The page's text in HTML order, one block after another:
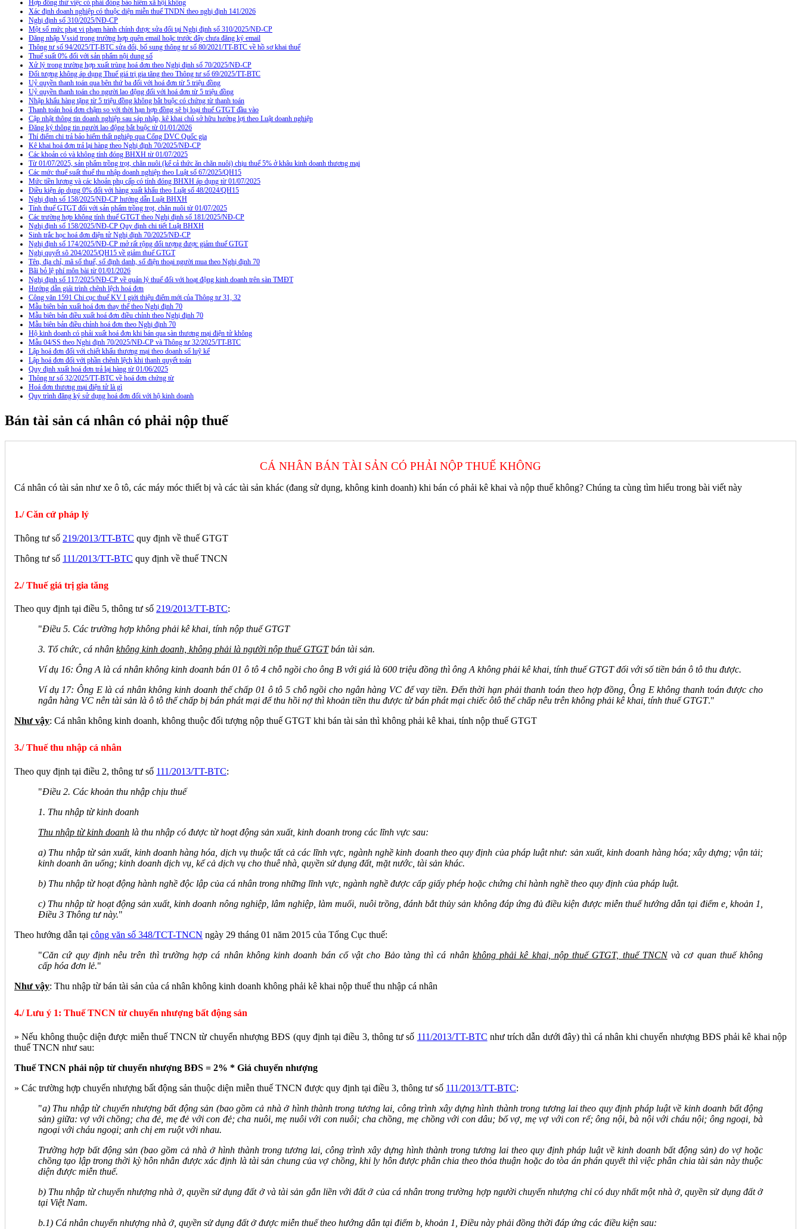
Hợp đồng thử việc có phải đóng bảo hiểm xã hội không
Xác định doanh nghiệp có thuộc diện miễn thuế TNDN theo nghị định 141/2026
Nghị định số 310/2025/NĐ-CP
Một số mức phạt vi phạm hành chính được sửa đổi tại Nghị định số 310/2025/NĐ-CP
Đăng nhập Vssid trong trường hợp quên email hoặc trước đây chưa đăng ký email
Thông tư số 94/2025/TT-BTC sửa đổi, bổ sung thông tư số 80/2021/TT-BTC về hồ sơ khai thuế
Thuế suất 0% đối với sản phẩm nội dung số
Xử lý trong trường hợp xuất trùng hoá đơn theo Nghị định số 70/2025/NĐ-CP
Đối tượng không áp dụng Thuế giá trị gia tăng theo Thông tư số 69/2025/TT-BTC
Uỷ quyền thanh toán qua bên thứ ba đối với hoá đơn từ 5 triệu đồng
Uỷ quyền thanh toán cho người lao động đối với hoá đơn từ 5 triệu đồng
Nhập khẩu hàng tặng từ 5 triệu đồng không bắt buộc có chứng từ thanh toán
Thanh toán hoá đơn chậm so với thời hạn hợp đồng sẽ bị loại thuế GTGT đầu vào
Cập nhật thông tin doanh nghiệp sau sáp nhập, kê khai chủ sở hữu hưởng lợi theo Luật doanh nghiệp
Đăng ký thông tin người lao động bắt buộc từ 01/01/2026
Thí điểm chi trả bảo hiểm thất nghiệp qua Cổng DVC Quốc gia
Kê khai hoá đơn trả lại hàng theo Nghị định 70/2025/NĐ-CP
Các khoản có và không tính đóng BHXH từ 01/07/2025
Từ 01/07/2025, sản phẩm trồng trọt, chăn nuôi (kể cả thức ăn chăn nuôi) chịu thuế 5% ở khâu kinh doanh thương mại
Các mức thuế suất thuế thu nhập doanh nghiệp theo Luật số 67/2025/QH15
Mức tiền lương và các khoản phụ cấp có tính đóng BHXH áp dụng từ 01/07/2025
Điều kiện áp dụng 0% đối với hàng xuất khẩu theo Luật số 48/2024/QH15
Nghị định số 158/2025/NĐ-CP hướng dẫn Luật BHXH
Tính thuế GTGT đối với sản phẩm trồng trọt, chăn nuôi từ 01/07/2025
Các trường hợp không tính thuế GTGT theo Nghị định số 181/2025/NĐ-CP
Nghị định số 158/2025/NĐ-CP Quy định chi tiết Luật BHXH
Sinh trắc học hoá đơn điện tử Nghị định 70/2025/NĐ-CP
Nghị định số 174/2025/NĐ-CP mở rất rộng đối tượng được giảm thuế GTGT
Nghị quyết sô 204/2025/QH15 về giảm thuế GTGT
Tên, địa chỉ, mã số thuế, số định danh, số điện thoại người mua theo Nghị định 70
Bãi bỏ lệ phí môn bài từ 01/01/2026
Nghị định số 117/2025/NĐ-CP về quản lý thuế đối với hoạt động kinh doanh trên sàn TMĐT
Hướng dẫn giải trình chênh lệch hoá đơn
Công văn 1591 Chi cục thuế KV I giới thiệu điểm mới của Thông tư 31, 32
Mẫu biên bản xuất hoá đơn thay thế theo Nghị định 70
Mẫu biên bản điều xuất hoá đơn điều chỉnh theo Nghị định 70
Mẫu biên bản điều chỉnh hoá đơn theo Nghị định 70
Hộ kinh doanh có phải xuất hoá đơn khi bán qua sàn thương mại điện tử không
Mẫu 04/SS theo Nghi định 70/2025/NĐ-CP và Thông tư 32/2025/TT-BTC
Lập hoá đơn đối với chiết khấu thương mại theo doanh số luỹ kế
Lập hoá đơn đối với phần chênh lệch khi thanh quyết toán
Quy định xuất hoá đơn trả lại hàng từ 01/06/2025
Thông tư số 32/2025/TT-BTC về hoá đơn chứng từ
Hoá đơn thương mại điện tử là gì
Quy trình đăng ký sử dụng hoá đơn đối với hộ kinh doanh
Bán tài sản cá nhân có phải nộp thuế
CÁ NHÂN BÁN TÀI SẢN CÓ PHẢI NỘP THUẾ KHÔNG
Cá nhân có tài sản như xe ô tô, các máy móc thiết bị và các tài sản khác (đang sử dụng, không kinh doanh) khi bán có phải kê khai và nộp thuế không? Chúng ta cùng tìm hiểu trong bài viết này
1./ Căn cứ pháp lý
Thông tư số 219/2013/TT-BTC quy định về thuế GTGT
Thông tư số 111/2013/TT-BTC quy định về thuế TNCN
2./ Thuế giá trị gia tăng
Theo quy định tại điều 5, thông tư số 219/2013/TT-BTC:
"Điều 5. Các trường hợp không phải kê khai, tính nộp thuế GTGT
3. Tổ chức, cá nhân không kinh doanh, không phải là người nộp thuế GTGTbán tài sản.
Ví dụ 16: Ông A là cá nhân không kinh doanh bán 01 ô tô 4 chỗ ngồi cho ông B với giá là 600 triệu đồng thì ông A không phải kê khai, tính thuế GTGT đối với số tiền bán ô tô thu được.
Ví dụ 17: Ông E là cá nhân không kinh doanh thế chấp 01 ô tô 5 chỗ ngồi cho ngân hàng VC để vay tiền. Đến thời hạn phải thanh toán theo hợp đồng, Ông E không thanh toán được cho
ngân hàng VC nên tài sản là ô tô thế chấp bị bán phát mại để thu hồi nợ thì khoản tiền thu được từ bán phát mại chiếc ôtô thế chấp nêu trên không phải kê khai, tính thuế GTGT."
Như vậy: Cá nhân không kinh doanh, không thuộc đối tượng nộp thuế GTGT khi bán tài sản thì không phải kê khai, tính nộp thuế GTGT
3./ Thuế thu nhập cá nhân
Theo quy định tại điều 2, thông tư số 111/2013/TT-BTC:
"Điều 2. Các khoản thu nhập chịu thuế
1. Thu nhập từ kinh doanh
Thu nhập từ kinh doanh là thu nhập có được từ hoạt động sản xuất, kinh doanh trong các lĩnh vực sau:
a) Thu nhập từ sản xuất, kinh doanh hàng hóa, dịch vụ thuộc tất cả các lĩnh vực, ngành nghề kinh doanh theo quy định của pháp luật như: sản xuất, kinh doanh hàng hóa; xây dựng; vận tải;
kinh doanh ăn uống; kinh doanh dịch vụ, kể cả dịch vụ cho thuê nhà, quyền sử dụng đất, mặt nước, tài sản khác.
b) Thu nhập từ hoạt động hành nghề độc lập của cá nhân trong những lĩnh vực, ngành nghề được cấp giấy phép hoặc chứng chỉ hành nghề theo quy định của pháp luật.
c) Thu nhập từ hoạt động sản xuất, kinh doanh nông nghiệp, lâm nghiệp, làm muối, nuôi trồng, đánh bắt thủy sản không đáp ứng đủ điều kiện được miễn thuế hướng dẫn tại điểm e, khoản 1,
Điều 3 Thông tư này."
Theo hướng dẫn tại công văn số 348/TCT-TNCN ngày 29 tháng 01 năm 2015 của Tổng Cục thuế:
"Căn cứ quy định nêu trên thì trường hợp cá nhân không kinh doanh bán cổ vật cho Bảo tàng thì cá nhân không phải kê khai, nộp thuế GTGT, thuế TNCNvà cơ quan thuế không
cấp hóa đơn lẻ."
Như vậy: Thu nhập từ bán tài sản của cá nhân không kinh doanh không phải kê khai nộp thuế thu nhập cá nhân
4./ Lưu ý 1: Thuế TNCN từ chuyển nhượng bất động sản
» Nếu không thuộc diện được miễn thuế TNCN từ chuyển nhượng BĐS (quy định tại điều 3, thông tư số 111/2013/TT-BTC như trích dẫn dưới đây) thì cá nhân khi chuyển nhượng BĐS phải kê khai nộp
thuế TNCN như sau:
Thuế TNCN phải nộp từ chuyển nhượng BĐS = 2% * Giá chuyển nhượng
» Các trường hợp chuyển nhượng bất động sản thuộc diện miễn thuế TNCN được quy định tại điều 3, thông tư số 111/2013/TT-BTC:
"a) Thu nhập từ chuyển nhượng bất động sản (bao gồm cả nhà ở hình thành trong tương lai, công trình xây dựng hình thành trong tương lai theo quy định pháp luật về kinh doanh bất động
sản) giữa: vợ với chồng; cha đẻ, mẹ đẻ với con đẻ; cha nuôi, mẹ nuôi với con nuôi; cha chồng, mẹ chồng với con dâu; bố vợ, mẹ vợ với con rể; ông nội, bà nội với cháu nội; ông ngoại, bà
ngoại với cháu ngoại; anh chị em ruột với nhau.
Trường hợp bất động sản (bao gồm cả nhà ở hình thành trong tương lai, công trình xây dựng hình thành trong tương lai theo quy định pháp luật về kinh doanh bất động sản) do vợ hoặc
chồng tạo lập trong thời kỳ hôn nhân được xác định là tài sản chung của vợ chồng, khi ly hôn được phân chia theo thỏa thuận hoặc do tòa án phán quyết thì việc phân chia tài sản này thuộc
diện được miễn thuế.
b) Thu nhập từ chuyển nhượng nhà ở, quyền sử dụng đất ở và tài sản gắn liền với đất ở của cá nhân trong trường hợp người chuyển nhượng chỉ có duy nhất một nhà ở, quyền sử dụng đất ở
tại Việt Nam.
b.1) Cá nhân chuyển nhượng nhà ở, quyền sử dụng đất ở được miễn thuế theo hướng dẫn tại điểm b, khoản 1, Điều này phải đồng thời đáp ứng các điều kiện sau: